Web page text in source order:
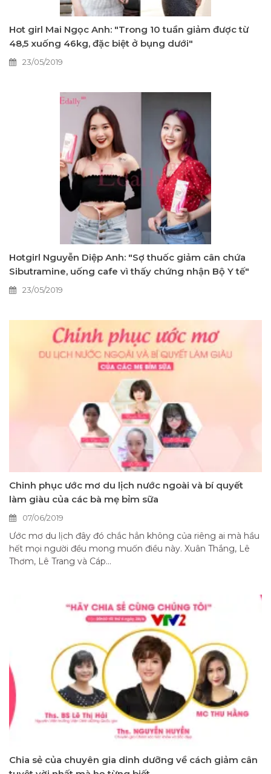
Hot girl Mai Ngọc Anh: "Trong 10 tuần giảm được từ
48,5 xuống 46kg, đặc biệt ở bụng dưới"
23/05/2019
Hotgirl Nguyễn Diệp Anh: "Sợ thuốc giảm cân chứa
Sibutramine, uống cafe vì thấy chứng nhận Bộ Y tế"
23/05/2019
Chinh phục ước mơ du lịch nước ngoài và bí quyết
làm giàu của các bà mẹ bỉm sữa
07/06/2019
Ước mơ du lịch đây đó chắc hẳn không của riêng ai mà hầu
hết mọi người đều mong muốn điều này. Xuân Thắng, Lê
Thơm, Lê Trang và Cáp...
Chia sẻ của chuyên gia dinh dưỡng về cách giảm cân